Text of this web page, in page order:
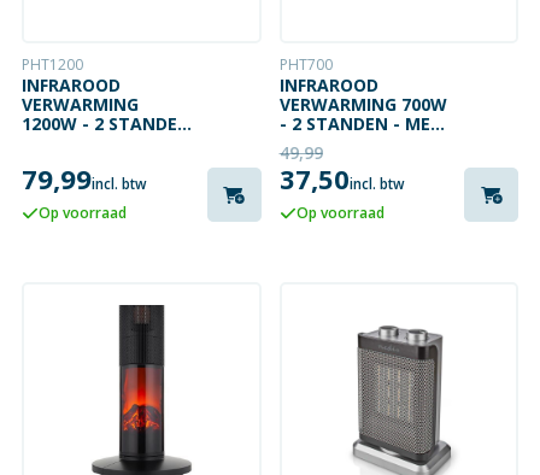
PHT1200
INFRAROOD
VERWARMING
1200W - 2 STANDEN
79,99incl. btw
Op voorraad
PHT700
INFRAROOD
VERWARMING 700W
- 2 STANDEN - MET
360 OF 120 ROTATIE
49,99
37,50incl. btw
Op voorraad